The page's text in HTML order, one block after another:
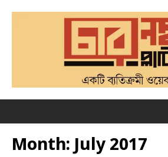
Month:July 2017